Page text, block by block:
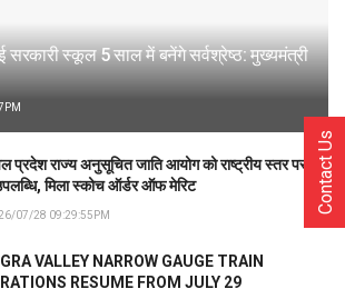
सरकारी स्कूल 5 साल में बनेंगे सर्वश्रेष्ठ: मुख्यमंत्री
प्रदेश राज्य अनुसूचित जाति आयोग को राष्ट्रीय स्तर पर
मिला स्कोच ऑर्डर ऑफ मेरिट
07/28 09:29:55PM
VALLEY NARROW GAUGE TRAIN
RESUME FROM JULY 29
Contact Us